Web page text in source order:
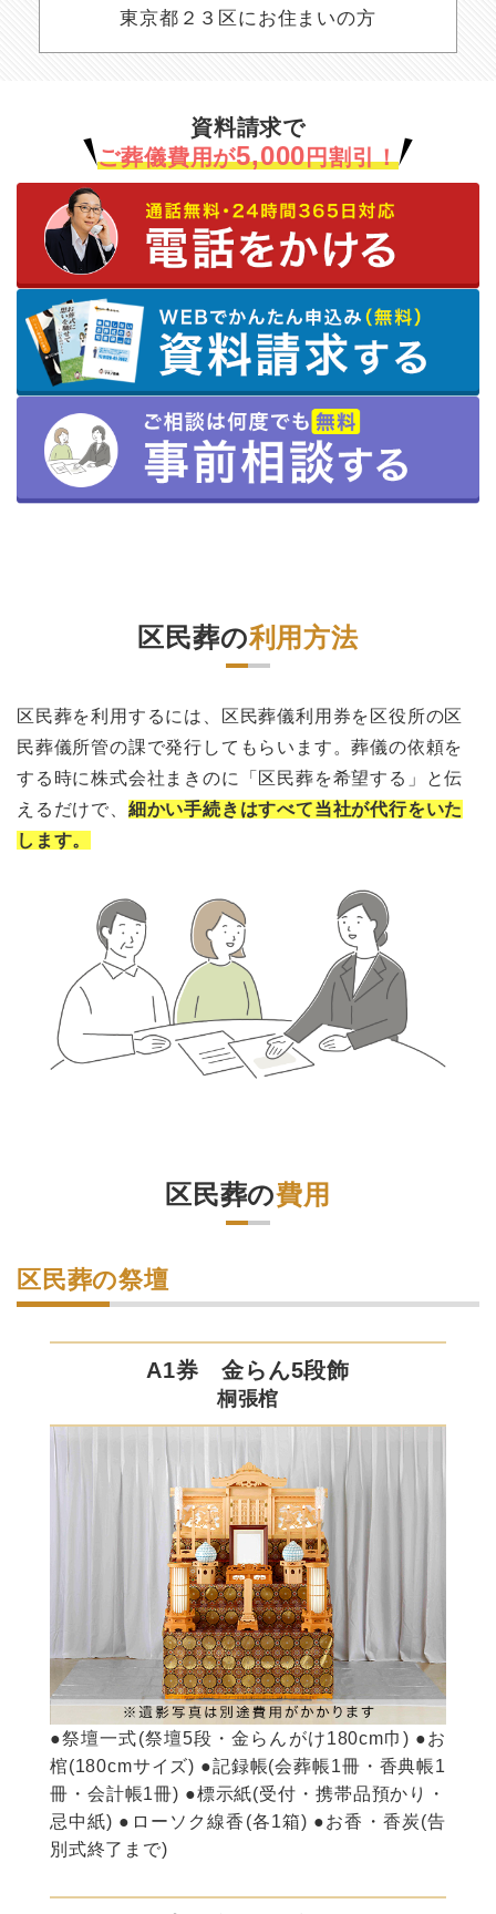
東京都２３区にお住まいの方
資料請求で
ご葬儀費用が5,000円割引！
区民葬の利用方法
区民葬を利用するには、区民葬儀利用券を区役所の区
民葬儀所管の課で発行してもらいます。葬儀の依頼を
する時に株式会社まきのに「区民葬を希望する」と伝
えるだけで、 細かい手続きはすべて当社が代行をいた
します。
区民葬の費用
区民葬の祭壇
A1券 金らん5段飾
桐張棺
●祭壇一式(祭壇5段・金らんがけ180cm巾) ●お
棺(180cmサイズ) ●記録帳(会葬帳1冊・香典帳1
冊・会計帳1冊) ●標示紙(受付・携帯品預かり・
忌中紙) ●ローソク線香(各1箱) ●お香・香炭(告
別式終了まで)